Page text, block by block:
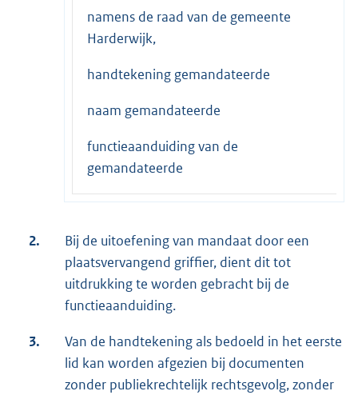
namens de raad van de gemeente
Harderwijk,
handtekening gemandateerde
naam gemandateerde
functieaanduiding van de
gemandateerde
2.
Bij de uitoefening van mandaat door een
plaatsvervangend griffier, dient dit tot
uitdrukking te worden gebracht bij de
functieaanduiding.
3.
Van de handtekening als bedoeld in het eerste
lid kan worden afgezien bij documenten
zonder publiekrechtelijk rechtsgevolg, zonder